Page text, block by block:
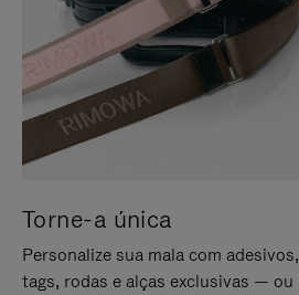
Torne-a única
Personalize sua mala com adesivos,
tags, rodas e alças exclusivas — ou